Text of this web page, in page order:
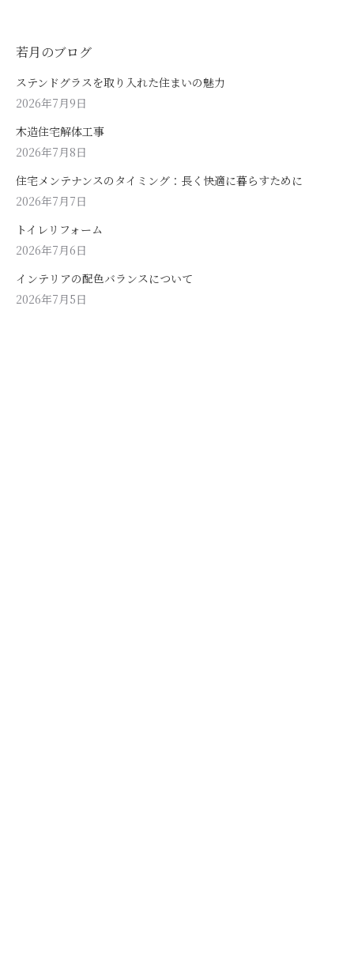
若月のブログ
ステンドグラスを取り入れた住まいの魅力
2026年7月9日
木造住宅解体工事
2026年7月8日
住宅メンテナンスのタイミング：長く快適に暮らすために
2026年7月7日
トイレリフォーム
2026年7月6日
インテリアの配色バランスについて
2026年7月5日